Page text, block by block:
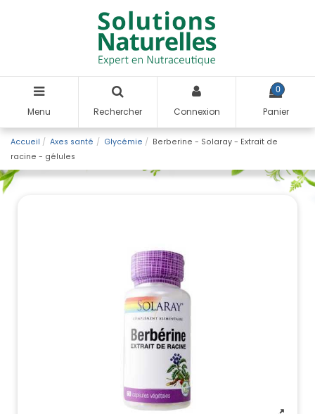
Menu Rechercher Connexion
0
Panier
Accueil Axes santé Glycémie
Berberine - Solaray - Extrait de
racine - gélules